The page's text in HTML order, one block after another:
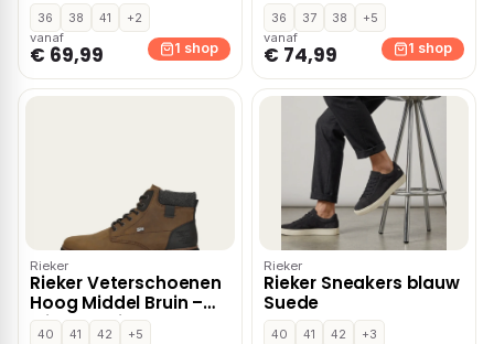
36 38 41
+2
vanaf
€ 69,99 1 shop
36 37 38
+5
vanaf
€ 74,99 1 shop
Rieker
Rieker Veterschoenen
Hoog Middel Bruin –
Middelbruin
40 41 42
+5
Rieker
Rieker Sneakers blauw
Suede
40 41 42
+3